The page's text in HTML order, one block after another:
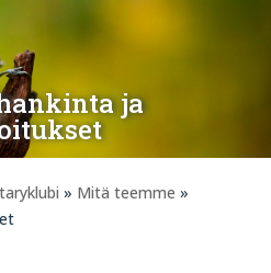
ja
» Mitä teemme »